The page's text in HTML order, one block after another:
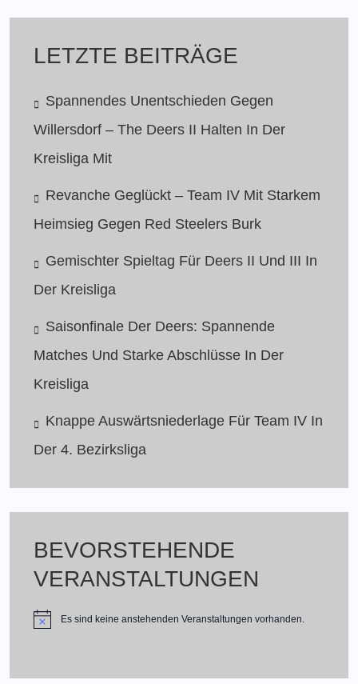
LETZTE BEITRÄGE
Spannendes Unentschieden Gegen
Willersdorf – The Deers II Halten In Der
Kreisliga Mit
Revanche Geglückt – Team IV Mit Starkem
Heimsieg Gegen Red Steelers Burk
Gemischter Spieltag Für Deers II Und III In
Der Kreisliga
Saisonfinale Der Deers: Spannende
Matches Und Starke Abschlüsse In Der
Kreisliga
Knappe Auswärtsniederlage Für Team IV In
Der 4. Bezirksliga
BEVORSTEHENDE
VERANSTALTUNGEN
Es sind keine anstehenden Veranstaltungen vorhanden.